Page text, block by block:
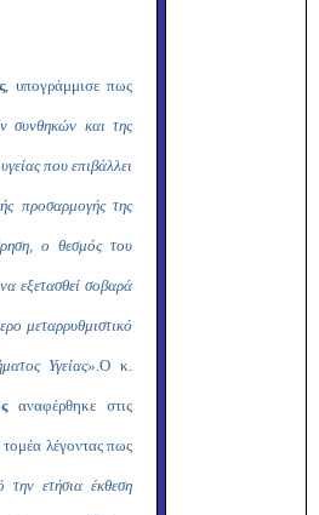
, υπογράμμισε πως
συνθηκών και της
που επιβάλλει
προσαρμογής της
ο θεσμός του
εξετασθεί σοβαρά
μεταρρυθμιστικό
Υγείας».Ο κ.
αναφέρθηκε στις
λέγοντας πως
ετήσια έκθεση